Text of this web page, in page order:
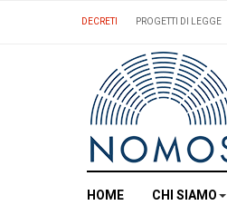
DECRETI PROGETTI DI LEGGE
HOME CHI SIAMO